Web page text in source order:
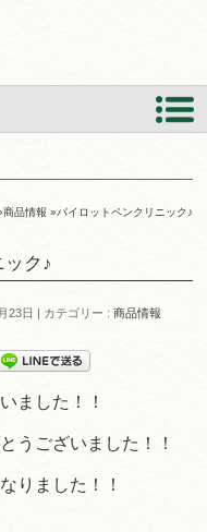
商品情報 »パイロットペンクリニック♪
ク♪
23日 カテゴリー :商品情報
ました！！
うございました！！
りました！！